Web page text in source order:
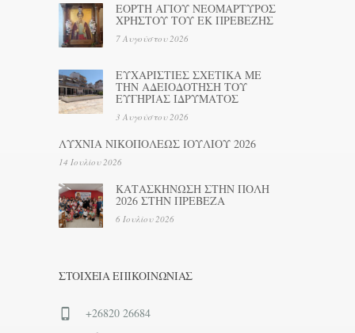
ΕΟΡΤΗ ΑΓΙΟΥ ΝΕΟΜΑΡΤΥΡΟΣ
ΧΡΗΣΤΟΥ ΤΟΥ ΕΚ ΠΡΕΒΕΖΗΣ
7 Αυγούστου 2026
ΕΥΧΑΡΙΣΤΙΕΣ ΣΧΕΤΙΚΑ ΜΕ
ΤΗΝ ΑΔΕΙΟΔΟΤΗΣΗ ΤΟΥ
ΕΥΓΗΡΙΑΣ ΙΔΡΥΜΑΤΟΣ
3 Αυγούστου 2026
ΛΥΧΝΙΑ ΝΙΚΟΠΟΛΕΩΣ ΙΟΥΛΙΟΥ 2026
14 Ιουλίου 2026
ΚΑΤΑΣΚΗΝΩΣΗ ΣΤΗΝ ΠΟΛΗ
2026 ΣΤΗΝ ΠΡΕΒΕΖΑ
6 Ιουλίου 2026
ΣΤΟΙΧΕΊΑ ΕΠΙΚΟΙΝΩΝΊΑΣ
+26820 26684